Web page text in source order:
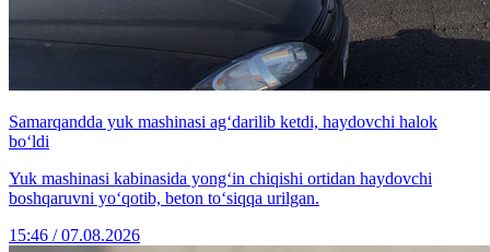
Samarqandda yuk mashinasi ag‘darilib ketdi, haydovchi halok
bo‘ldi
Yuk mashinasi kabinasida yong‘in chiqishi ortidan haydovchi
boshqaruvni yo‘qotib, beton to‘siqqa urilgan.
15:46 / 07.08.2026